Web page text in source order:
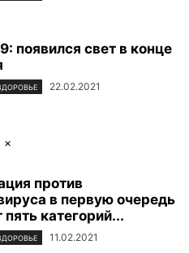
появился свет в конце
22.02.2021
×
против
в первую очередь
пять категорий...
11.02.2021